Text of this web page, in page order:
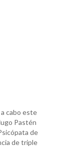
cabo este
Pastén
de
de triple